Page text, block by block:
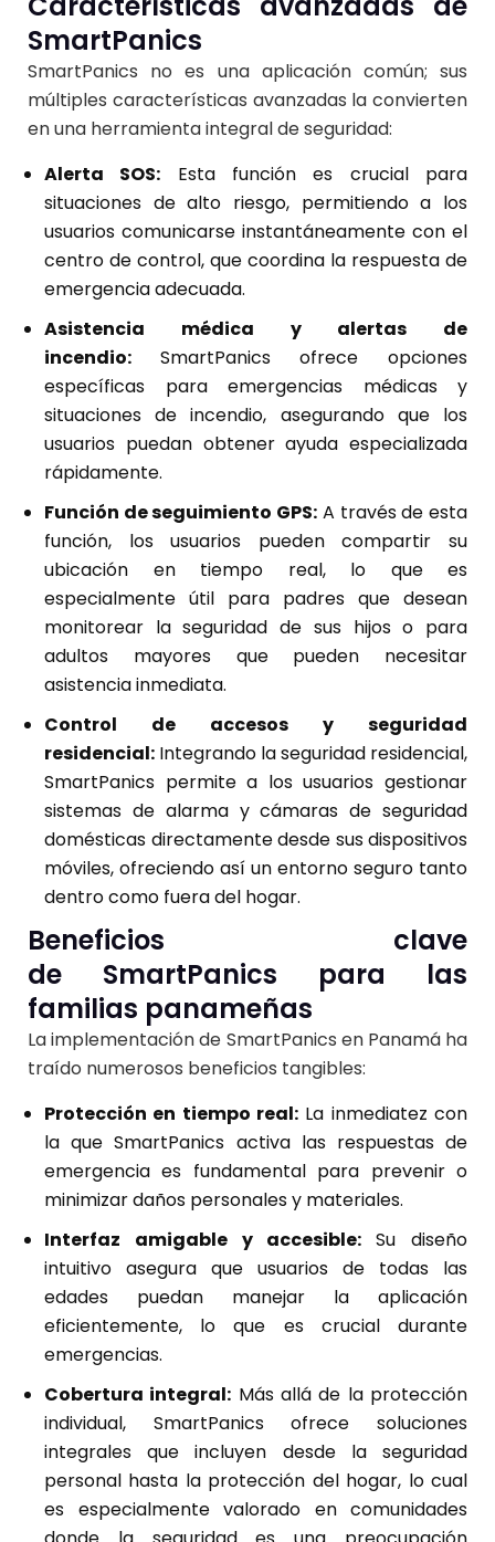
SmartPanics
SmartPanics no es una aplicación común; sus
múltiples características avanzadas la convierten
en una herramienta integral de seguridad:
Alerta SOS: Esta función es crucial para
situaciones de alto riesgo, permitiendo a los
usuarios comunicarse instantáneamente con el
centro de control, que coordina la respuesta de
emergencia adecuada.
Asistencia médica y alertas de
incendio: SmartPanics ofrece opciones
específicas para emergencias médicas y
situaciones de incendio, asegurando que los
usuarios puedan obtener ayuda especializada
rápidamente.
Función de seguimiento GPS: A través de esta
función, los usuarios pueden compartir su
ubicación en tiempo real, lo que es
especialmente útil para padres que desean
monitorear la seguridad de sus hijos o para
adultos mayores que pueden necesitar
asistencia inmediata.
Control de accesos y seguridad
residencial: Integrando la seguridad residencial,
SmartPanics permite a los usuarios gestionar
sistemas de alarma y cámaras de seguridad
domésticas directamente desde sus dispositivos
móviles, ofreciendo así un entorno seguro tanto
dentro como fuera del hogar.
Beneficios clave
de SmartPanics para las
familias panameñas
La implementación de SmartPanics en Panamá ha
traído numerosos beneficios tangibles:
Protección en tiempo real: La inmediatez con
la que SmartPanics activa las respuestas de
emergencia es fundamental para prevenir o
minimizar daños personales y materiales.
Interfaz amigable y accesible:Su diseño
intuitivo asegura que usuarios de todas las
edades puedan manejar la aplicación
eficientemente, lo que es crucial durante
emergencias.
Cobertura integral: Más allá de la protección
individual, SmartPanics ofrece soluciones
integrales que incluyen desde la seguridad
personal hasta la protección del hogar, lo cual
es especialmente valorado en comunidades